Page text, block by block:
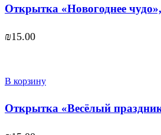
Открытка «Новогоднее
₪15.00
В корзину
Открытка «Весёлый